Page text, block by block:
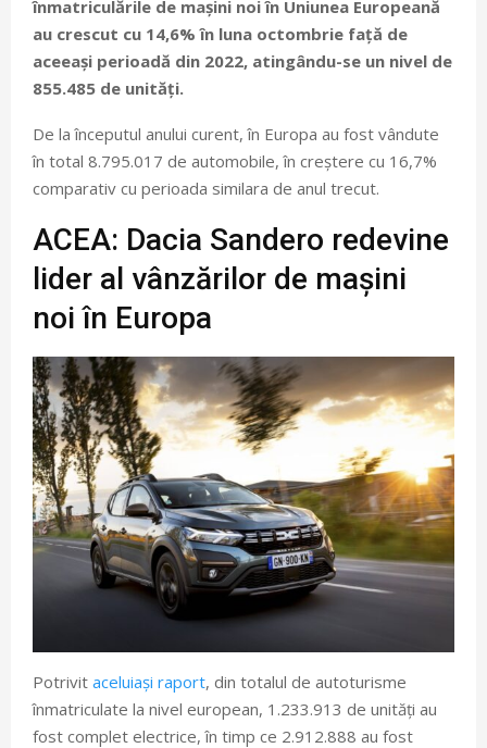
înmatriculările de mașini noi în Uniunea Europeană
au crescut cu 14,6%în luna octombrie față de
aceeași perioadă din 2022, atingându-se un nivel de
855.485 de unități.
De la începutul anului curent, în Europa au fost vândute
în total 8.795.017 de automobile, în creștere cu 16,7%
comparativ cu perioada similara de anul trecut.
ACEA: Dacia Sandero redevine
lider al vânzărilor de mașini
noi în Europa
Potrivit aceluiași raport, din totalul de autoturisme
înmatriculate la nivel european, 1.233.913 de unități au
fost complet electrice, în timp ce 2.912.888 au fost